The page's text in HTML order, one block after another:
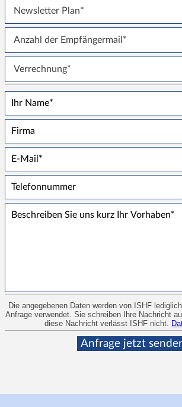
Die angegebenen Daten werden von ISHF
Anfrage verwendet. Sie schreiben Ihre Nachricht
diese Nachricht verlässt ISHF nicht.